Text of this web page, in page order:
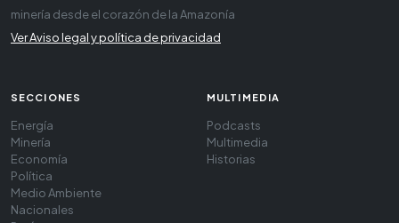
minería desde el corazón de la Amazonía
Ver Aviso legal y política de privacidad
SECCIONES
Energía
Minería
Economía
Política
Medio Ambiente
Nacionales
MULTIMEDIA
Podcasts
Multimedia
Historias